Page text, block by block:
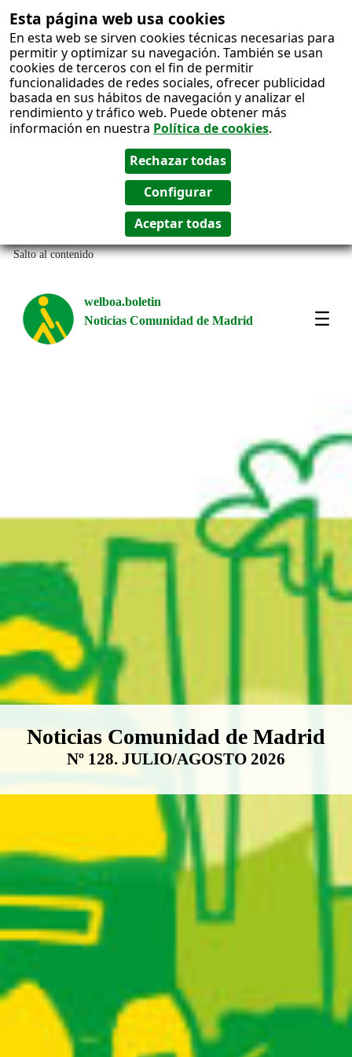
Esta página web usa cookies
En esta web se sirven cookies técnicas necesarias para
permitir y optimizar su navegación. También se usan
cookies de terceros con el fin de permitir
funcionalidades de redes sociales, ofrecer publicidad
basada en sus hábitos de navegación y analizar el
rendimiento y tráfico web. Puede obtener más
información en nuestra Política de cookies.
Salto al contenido
welboa.boletin
Noticias Comunidad de Madrid
Boletín Noticias Comunidad de
Noticias Comunidad de Madrid
Nº 128. JULIO/AGOSTO 2026